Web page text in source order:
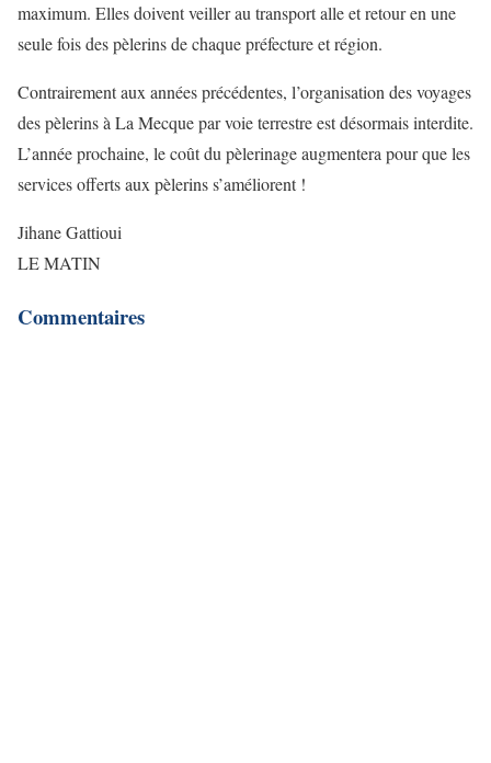
maximum. Elles doivent veiller au transport alle et retour en une
seule fois des pèlerins de chaque préfecture et région.
Contrairement aux années précédentes, l’organisation des voyages
des pèlerins à La Mecque par voie terrestre est désormais interdite.
L’année prochaine, le coût du pèlerinage augmentera pour que les
services offerts aux pèlerins s’améliorent !
Jihane Gattioui
LE MATIN
Commentaires